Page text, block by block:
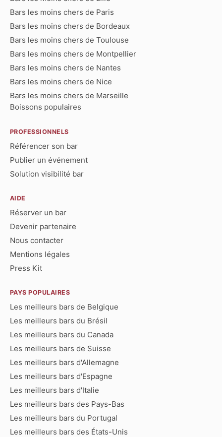
Bars les moins chers de Paris
Bars les moins chers de Bordeaux
Bars les moins chers de Toulouse
Bars les moins chers de Montpellier
Bars les moins chers de Nantes
Bars les moins chers de Nice
Bars les moins chers de Marseille
Boissons populaires
PROFESSIONNELS
Référencer son bar
Publier un événement
Solution visibilité bar
AIDE
Réserver un bar
Devenir partenaire
Nous contacter
Mentions légales
Press Kit
PAYS POPULAIRES
Les meilleurs bars de Belgique
Les meilleurs bars du Brésil
Les meilleurs bars du Canada
Les meilleurs bars de Suisse
Les meilleurs bars d'Allemagne
Les meilleurs bars d'Espagne
Les meilleurs bars d'Italie
Les meilleurs bars des Pays-Bas
Les meilleurs bars du Portugal
Les meilleurs bars des États-Unis